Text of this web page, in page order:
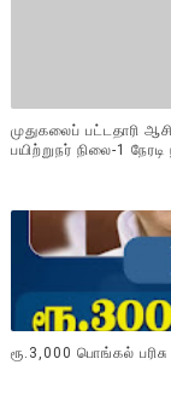
முதுகலைப் பட்டதாரி
பயிற்றுநர் நிலை-1
ரூ.3,000 பொங்கல் பரிசு